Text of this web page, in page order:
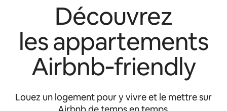
Découvrez
les appartements
Airbnb‑friendly
Louez un logement pour y vivre et le mettre sur